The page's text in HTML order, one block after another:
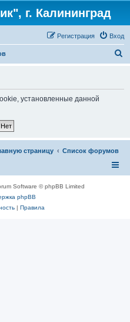
г. Калининград
Вход
Регистрация
установленные данной
страницу Список форумов
Software © phpBB Limited
phpBB
| Правила